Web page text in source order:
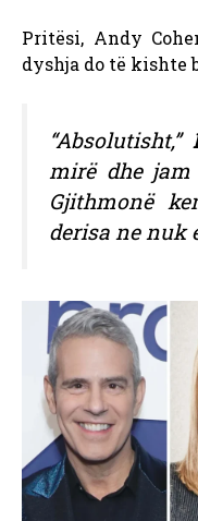
Pritësi, Andy
dyshja do të kishte
“Absolutisht,”
mirë dhe
Gjithmonë
derisa ne nuk